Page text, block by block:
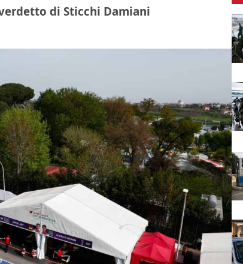
di Sticchi Damiani